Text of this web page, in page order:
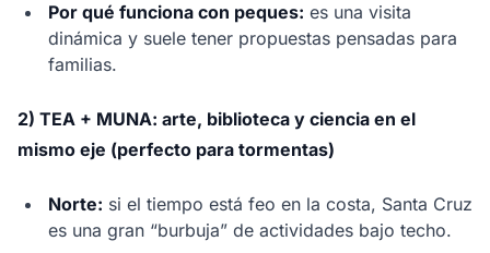
Por qué funciona con peques: es una visita
dinámica y suele tener propuestas pensadas para
familias.
2) TEA + MUNA: arte, biblioteca y ciencia en el
mismo eje (perfecto para tormentas)
Norte: si el tiempo está feo en la costa, Santa Cruz
es una gran “burbuja” de actividades bajo techo.